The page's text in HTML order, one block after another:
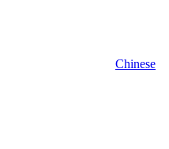
Chinese